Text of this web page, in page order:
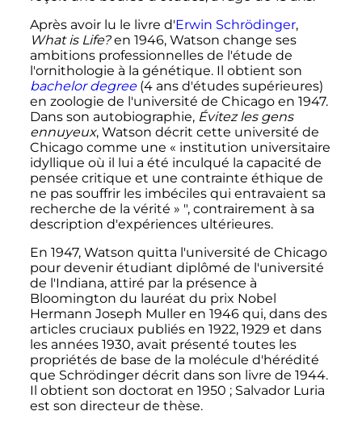
Après avoir lu le livre d'Erwin Schrödinger,
What is Life?en 1946, Watson change ses
ambitions professionnelles de l'étude de
l'ornithologie à la génétique. Il obtient son
bachelor degree(4 ans d'études supérieures)
en zoologie de l'université de Chicago en 1947.
Dans son autobiographie, Évitez les gens
ennuyeux, Watson décrit cette université de
Chicago comme une « institution universitaire
idyllique où il lui a été inculqué la capacité de
pensée critique et une contrainte éthique de
ne pas souffrir les imbéciles qui entravaient sa
recherche de la vérité » ", contrairement à sa
description d'expériences ultérieures.
En 1947, Watson quitta l'université de Chicago
pour devenir étudiant diplômé de l'université
de l'Indiana, attiré par la présence à
Bloomington du lauréat du prix Nobel
Hermann Joseph Muller en 1946 qui, dans des
articles cruciaux publiés en 1922, 1929 et dans
les années 1930, avait présenté toutes les
propriétés de base de la molécule d'hérédité
que Schrödinger décrit dans son livre de 1944.
Il obtient son doctorat en 1950 ; Salvador Luria
est son directeur de thèse.